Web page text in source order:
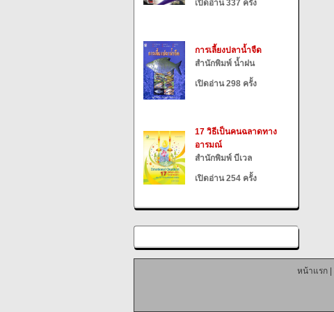
เปิดอ่าน 337 ครั้ง
การเลี้ยงปลาน้ำจืด
สำนักพิมพ์ น้ำฝน
เปิดอ่าน 298 ครั้ง
17 วิธีเป็นคนฉลาดทาง
อารมณ์
สำนักพิมพ์ บีเวล
เปิดอ่าน 254 ครั้ง
หน้าแรก|